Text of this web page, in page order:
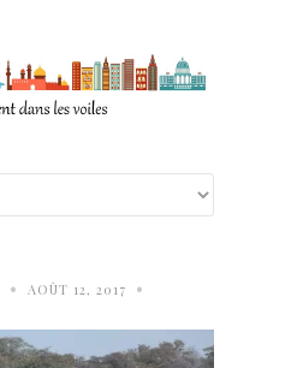
• AOÛT 12, 2017 •